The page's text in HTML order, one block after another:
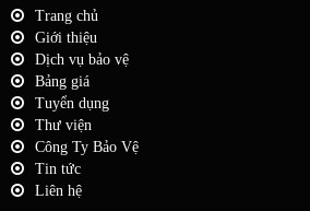
Trang chủ
Giới thiệu
Dịch vụ bảo vệ
Bảng giá
Tuyển dụng
Thư viện
Công Ty Bảo Vệ
Tin tức
Liên hệ